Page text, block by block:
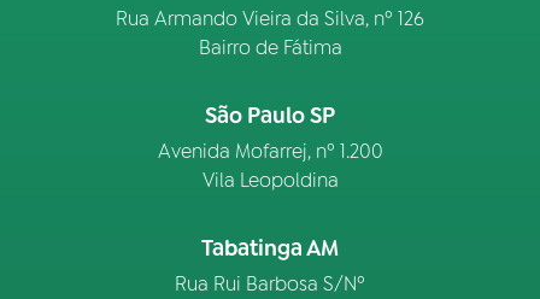
Rua Armando Vieira da Silva, nº 126
Bairro de Fátima
São Paulo SP
Avenida Mofarrej, nº 1.200
Vila Leopoldina
Tabatinga AM
Rua Rui Barbosa S/Nº